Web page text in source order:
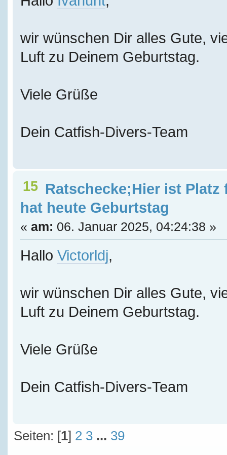
wir wünschen Dir alles Gute,
Luft zu Deinem Geburtstag.
Viele Grüße
Dein Catfish-Divers-Team
15 Ratschecke;Hier ist
hat heute Geburtstag
« am: 06. Januar 2025, 04:24:38 »
Hallo Victorldj,
wir wünschen Dir alles Gute,
Luft zu Deinem Geburtstag.
Viele Grüße
Dein Catfish-Divers-Team
Seiten: [1] 2 3 ... 39